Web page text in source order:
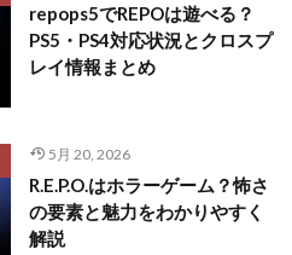
repops5でREPOは遊べる？
PS5・PS4対応状況とクロスプ
レイ情報まとめ
5月 20, 2026
R.E.P.O.はホラーゲーム？怖さ
の要素と魅力をわかりやすく
解説